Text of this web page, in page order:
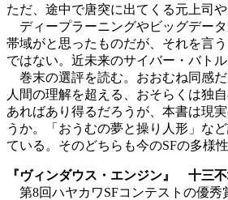
ただ、途中で唐突に出てくる元上司
ディープラーニングやビッグデー
帯域がと思ったものだが、それを言
ではない。近未来のサイバー・バト
巻末の選評を読む。おおむね同感
人間の理解を超える、おそらくは独
あればあり得るだろうが、本書は現
うか。「おうむの夢と操り人形」な
ている。そのどちらも今のSFの多様
『ヴィンダウス・エンジン』 十三
第8回ハヤカワSFコンテストの優秀